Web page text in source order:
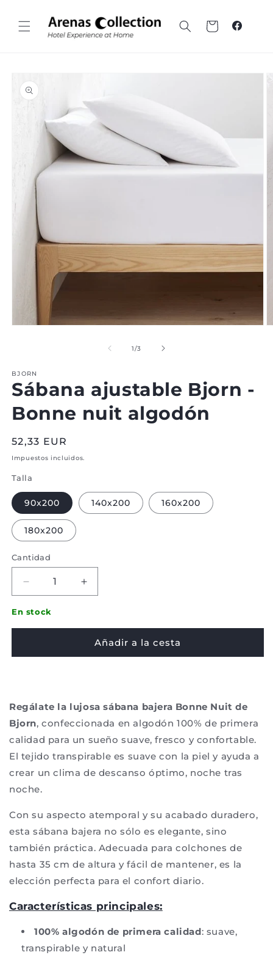
contenido
Carrito
sobre el
producto
1/de
3
BJORN
Sábana ajustable Bjorn -
Bonne nuit algodón
Precio
normal
52,33 EUR
Impuestos incluidos.
Talla
90x200 140x200 160x200
180x200
Cantidad
Disminuir
la
cantidad
de
nuit
algodón
Aumentar
la
de
Sábana
nuit
En stock
Añadir a la cesta
Regálate la lujosa sábana bajera Bonne Nuit de
Bjorn, confeccionada en algodón 100% de primera
calidad para un sueño suave, fresco y confortable.
El tejido transpirable es suave con la piel y ayuda a
crear un clima de descanso óptimo, noche tras
noche.
Con su aspecto atemporal y su acabado duradero,
esta sábana bajera no sólo es elegante, sino
también práctica. Adecuada para colchones de
hasta 35 cm de altura y fácil de mantener, es la
elección perfecta para el confort diario.
Características principales:
100% algodón de primera calidad: suave,
transpirable y natural